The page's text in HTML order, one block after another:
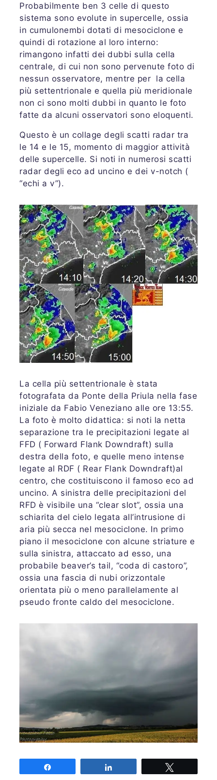
Probabilmente ben 3 celle di questo
sistema sono evolute in supercelle, ossia
in cumulonembi dotati di mesociclone e
quindi di rotazione al loro interno:
rimangono infatti dei dubbi sulla cella
centrale, di cui non sono pervenute foto di
nessun osservatore, mentre per la cella
più settentrionale e quella più meridionale
non ci sono molti dubbi in quanto le foto
fatte da alcuni osservatori sono eloquenti.
Questo è un collage degli scatti radar tra
le 14 e le 15, momento di maggior attività
delle supercelle. Si noti in numerosi scatti
radar degli eco ad uncino e dei v-notch (
“echi a v”).
La cella più settentrionale è stata
fotografata da Ponte della Priula nella fase
iniziale da Fabio Veneziano alle ore 13:55.
La foto è molto didattica: si noti la netta
separazione tra le precipitazioni legate al
FFD ( Forward Flank Downdraft) sulla
destra della foto, e quelle meno intense
legate al RDF ( Rear Flank Downdraft)al
centro, che costituiscono il famoso eco ad
uncino. A sinistra delle precipitazioni del
RFD è visibile una “clear slot”, ossia una
schiarita del cielo legata all’intrusione di
aria più secca nel mesociclone. In primo
piano il mesociclone con alcune striature e
sulla sinistra, attaccato ad esso, una
probabile beaver’s tail, “coda di castoro”,
ossia una fascia di nubi orizzontale
orientata più o meno parallelamente al
pseudo fronte caldo del mesociclone.
Questa foto è successiva di 10 minuti ed è
ancora più spettacolare: tuttavia si noti